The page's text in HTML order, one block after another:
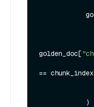
golden_doc[
== chunk_index